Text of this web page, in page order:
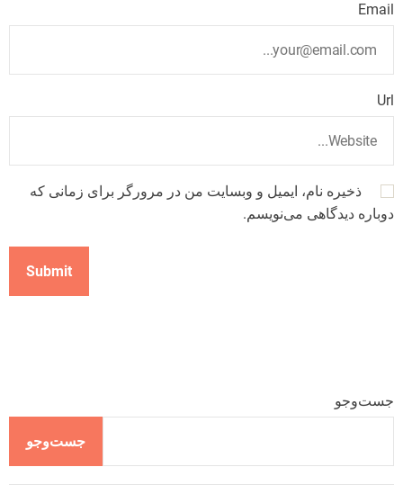
Email
Url
ذخیره نام، ایمیل و وبسایت من در مرورگر برای زمانی که
دوباره دیدگاهی می‌نویسم.
جست‌وجو
جست‌وجو